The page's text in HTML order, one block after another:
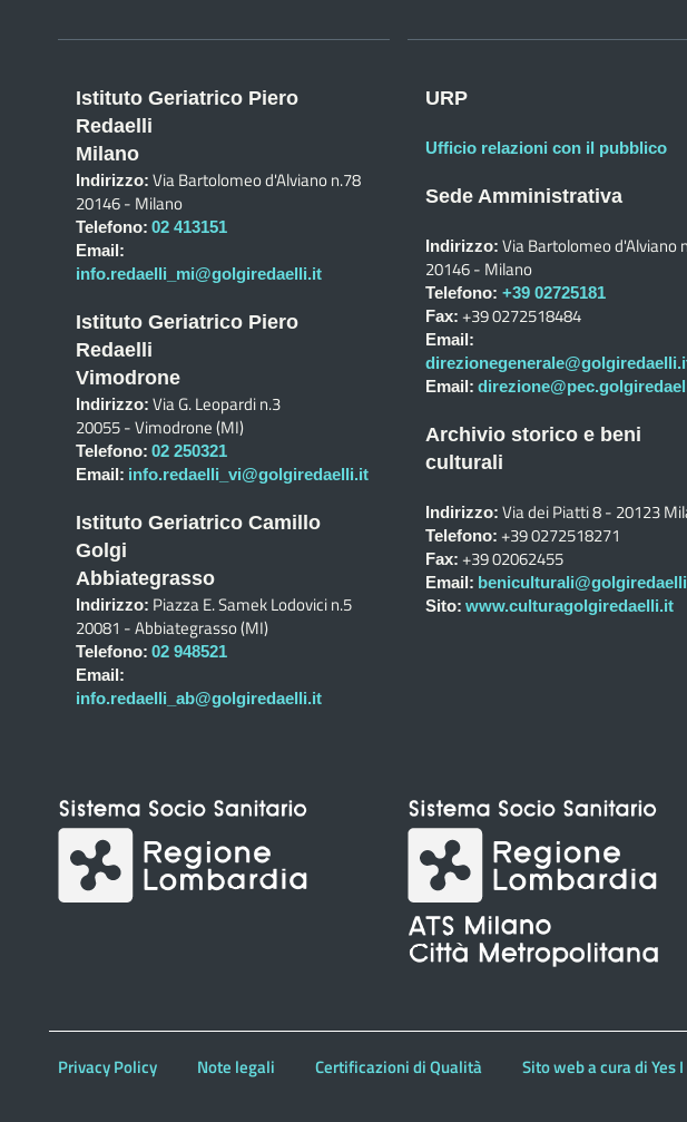
Istituto Geriatrico Piero
Redaelli
Milano
Indirizzo: Via Bartolomeo d'Alviano n.78
20146 - Milano
Telefono: 02 413151
Email:
info.redaelli_mi@golgiredaelli.it
Istituto Geriatrico Piero
Redaelli
Vimodrone
Indirizzo: Via G. Leopardi n.3
20055 - Vimodrone (MI)
Telefono: 02 250321
Email: info.redaelli_vi@golgiredaelli.it
Istituto Geriatrico Camillo
Golgi
Abbiategrasso
Indirizzo: Piazza E. Samek Lodovici n.5
20081 - Abbiategrasso (MI)
Telefono: 02 948521
Email:
info.redaelli_ab@golgiredaelli.it
URP
Ufficio relazioni con il pubblico
Sede Amministrativa
Indirizzo: Via Bartolomeo d'Alviano
20146 - Milano
Telefono: +39 02725181
Fax: +39 0272518484
Email:
Email:
Archivio storico e beni
culturali
Indirizzo: Via dei Piatti 8 - 20123
Telefono: +39 0272518271
Fax: +39 02062455
Email:
Sito: www.culturagolgiredaelli.it
Privacy Policy Note legali Certificazioni di Qualità Sito web a cura di Yes I